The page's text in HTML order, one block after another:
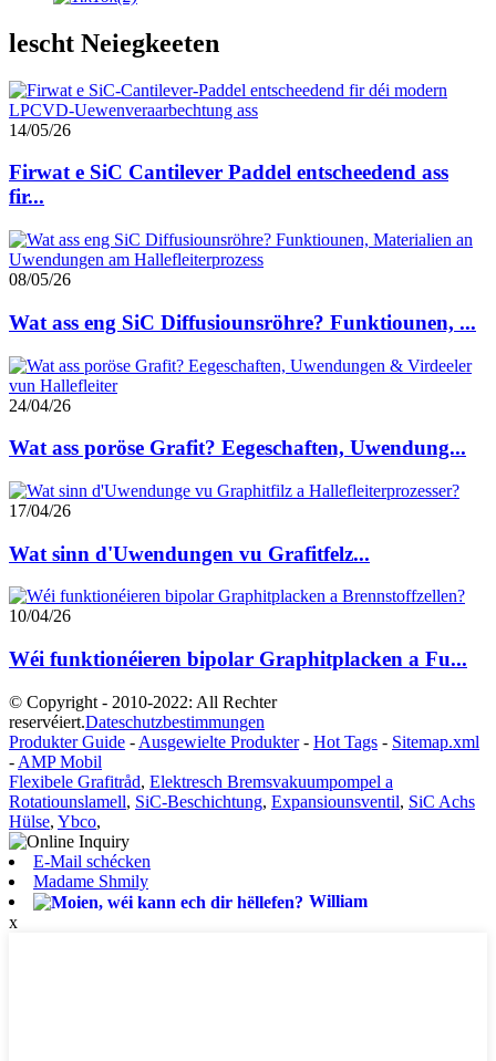
lescht Neiegkeeten
14/05/26
Firwat e SiC Cantilever Paddel entscheedend ass
fir...
08/05/26
Wat ass eng SiC Diffusiounsröhre? Funktiounen, ...
24/04/26
Wat ass poröse Grafit? Eegeschaften, Uwendung...
17/04/26
Wat sinn d'Uwendungen vu Grafitfelz...
10/04/26
Wéi funktionéieren bipolar Graphitplacken a Fu...
© Copyright - 2010-2022: All Rechter
reservéiert.Dateschutzbestimmungen
Produkter Guide - Ausgewielte Produkter- Hot Tags - Sitemap.xml
- AMP Mobil
Flexibele Grafitråd, Elektresch Bremsvakuumpompel a
Rotatiounslamell, SiC-Beschichtung, Expansiounsventil, SiC Achs
Hülse, Ybco,
E-Mail schécken
Madame Shmily
William
x